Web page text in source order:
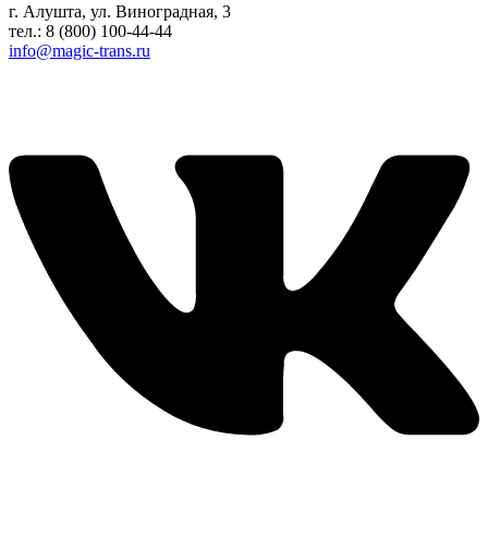
г. Алушта, ул. Виноградная, 3
тел.: 8 (800) 100-44-44
info@magic-trans.ru